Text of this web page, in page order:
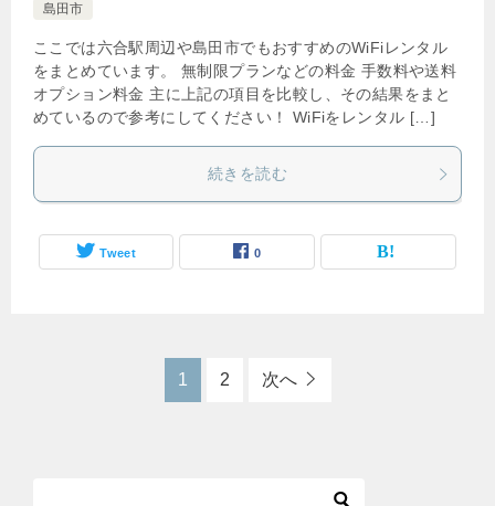
島田市
ここでは六合駅周辺や島田市でもおすすめのWiFiレンタル
をまとめています。 無制限プランなどの料金 手数料や送料
オプション料金 主に上記の項目を比較し、その結果をまと
めているので参考にしてください！ WiFiをレンタル […]
続きを読む
Tweet 0
1 2 次へ